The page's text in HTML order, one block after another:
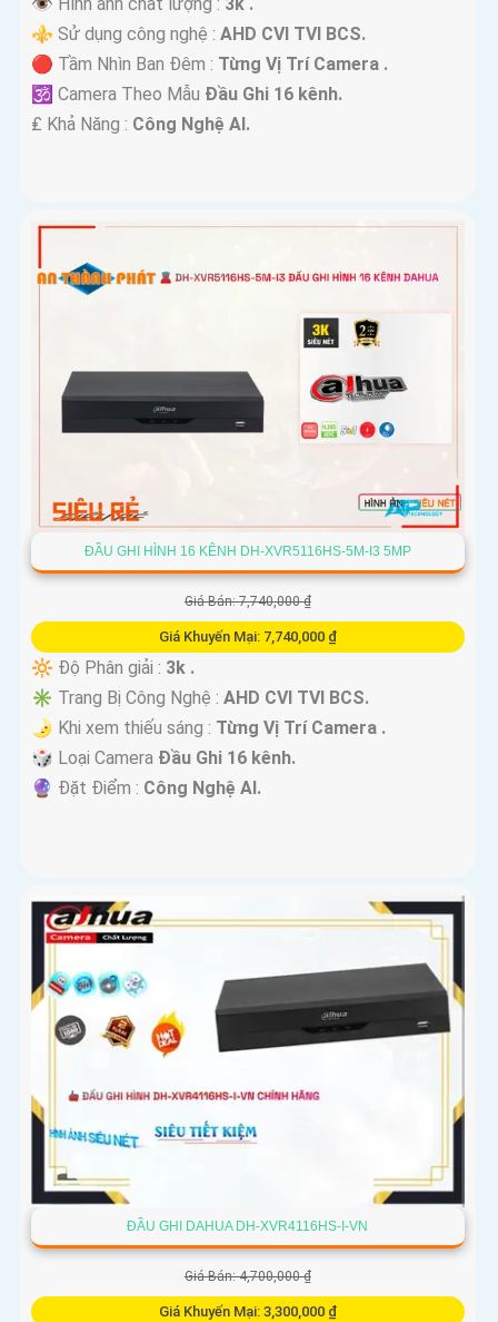
⚜️ Sử dụng công nghệ : AHD CVI TVI BCS.
🔴 Tầm Nhìn Ban Đêm : Từng Vị Trí Camera .
🕉️ Camera Theo Mẫu Đầu Ghi 16 kênh.
️₤ Khả Năng : Công Nghệ AI.
ĐẦU GHI HÌNH 16 KÊNH DH-XVR5116HS-5M-I3 5MP
Giá Bán: 7,740,000 ₫
Giá Khuyến Mại: 7,740,000 ₫
🔆 Độ Phân giải : 3k .
✳️ Trang Bị Công Nghệ : AHD CVI TVI BCS.
🌛 Khi xem thiếu sáng : Từng Vị Trí Camera .
🎲 Loại Camera Đầu Ghi 16 kênh.
️🔮 Đặt Điểm : Công Nghệ AI.
ĐẦU GHI DAHUA DH-XVR4116HS-I-VN
Giá Bán: 4,700,000 ₫
Giá Khuyến Mại: 3,300,000 ₫